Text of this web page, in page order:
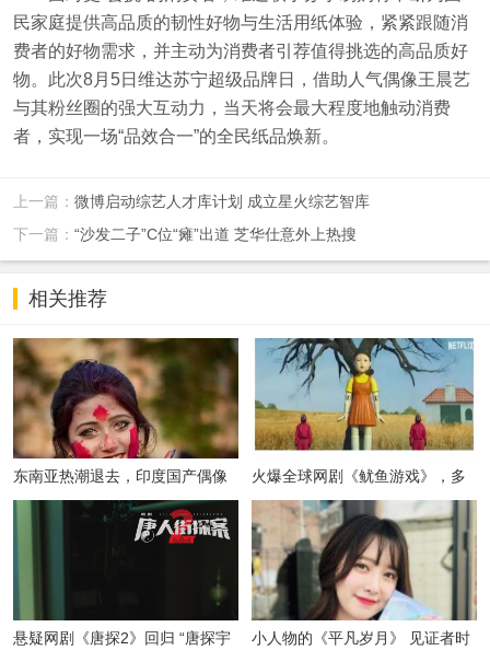
民家庭提供高品质的韧性好物与生活用纸体验，紧紧跟随消
费者的好物需求，并主动为消费者引荐值得挑选的高品质好
物。此次8月5日维达苏宁超级品牌日，借助人气偶像王晨艺
与其粉丝圈的强大互动力，当天将会最大程度地触动消费
者，实现一场“品效合一”的全民纸品焕新。
上一篇： 微博启动综艺人才库计划 成立星火综艺智库
下一篇： “沙发二子”C位“瘫”出道 芝华仕意外上热搜
相关推荐
东南亚热潮退去，印度国产偶像
剧风靡海外
火爆全球网剧《鱿鱼游戏》，多
国发出警告，
悬疑网剧《唐探2》回归 “唐探宇
小人物的《平凡岁月》 见证者时